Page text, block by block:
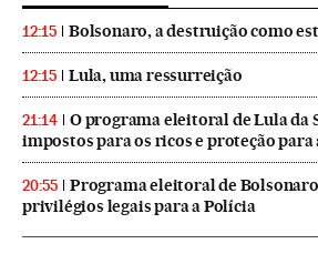
12:15 Bolsonaro, a destruição como
12:15 Lula, uma ressurreição
21:14
O programa eleitoral de Lula da
impostos para os ricos e proteção para
20:55
Programa eleitoral de
privilégios legais para a Polícia